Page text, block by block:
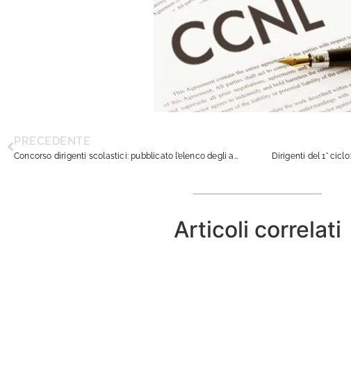
PRECEDENTE
Concorso dirigenti scolastici: pubblicato l’elenco degli ammessi all’orale
Articoli correlati